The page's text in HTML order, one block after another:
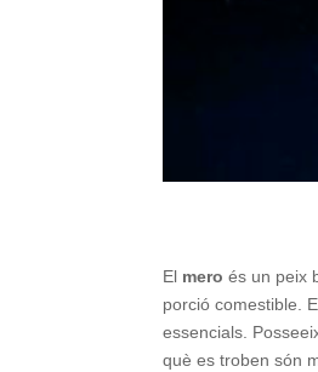
El mero és un peix
porció comestible.
essencials.
què es troben són